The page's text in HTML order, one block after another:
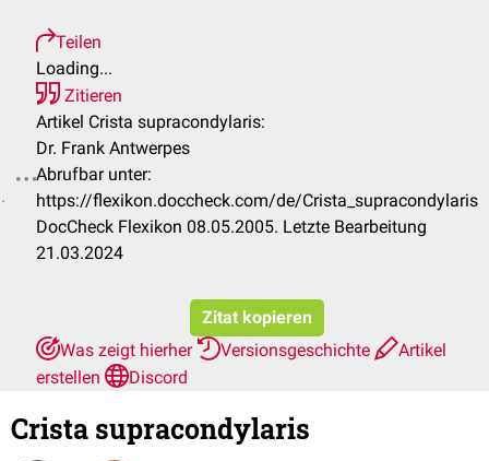
Teilen
Loading...
Zitieren
Artikel Crista supracondylaris:
Dr. Frank Antwerpes
Abrufbar unter:
https://flexikon.doccheck.com/de/Crista_supracondylaris
DocCheck Flexikon 08.05.2005. Letzte Bearbeitung
21.03.2024
Zitat kopieren
Was zeigt hierher
Versionsgeschichte
Artikel
erstellen
Discord
Crista supracondylaris